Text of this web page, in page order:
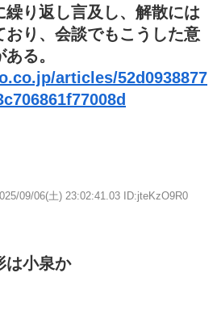
繰り返し言及し、解散には
おり、会談でもこうした意
る。
articles/52d0938877
09/06(土) 23:02:41.03 ID:jteKzO9R0
は小泉か